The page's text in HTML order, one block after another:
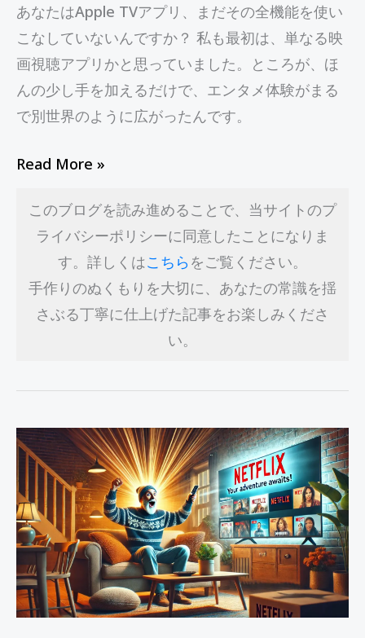
あなたはApple TVアプリ、まだその全機能を使い
こなしていないんですか？ 私も最初は、単なる映
画視聴アプリかと思っていました。ところが、ほ
んの少し手を加えるだけで、エンタメ体験がまる
で別世界のように広がったんです。
の
方
法
と
は？
Read More »
このブログを読み進めることで、当サイトのプ
ライバシーポリシーに同意したことになりま
す。詳しくはこちら をご覧ください。
手作りのぬくもりを大切に、あなたの常識を揺
さぶる丁寧に仕上げた記事をお楽しみくださ
い。
Netflix
ア
プ
リ
の
使
い
方